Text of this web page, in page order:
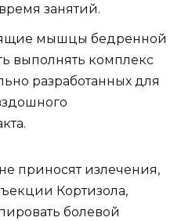
занятий.
мышцы бедренной
выполнять комплекс
разработанных для
приносят излечения,
Кортизола,
болевой